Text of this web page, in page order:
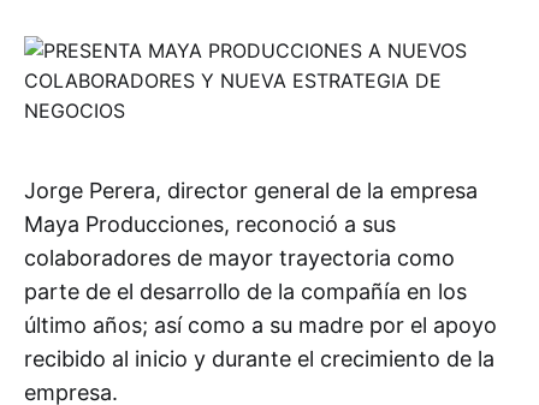
Jorge Perera, director general de la empresa
Maya Producciones, reconoció a sus
colaboradores de mayor trayectoria como
parte de el desarrollo de la compañía en los
último años; así como a su madre por el apoyo
recibido al inicio y durante el crecimiento de la
empresa.